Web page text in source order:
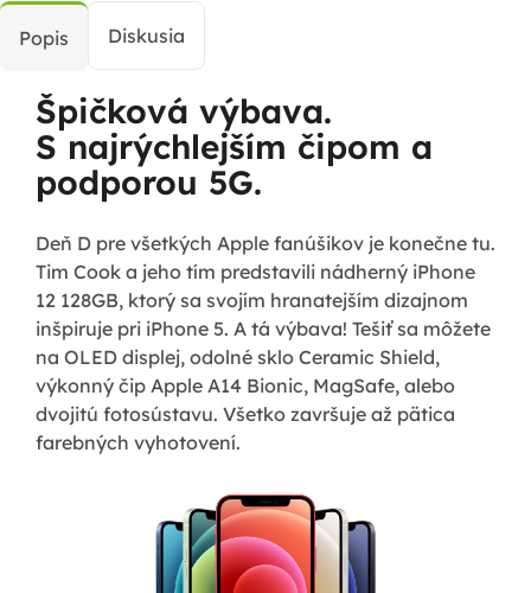
Popis Diskusia
Špičková výbava.
S najrýchlejším čipom a
podporou 5G.
Deň D pre všetkých Apple fanúšikov je konečne tu.
Tim Cook a jeho tím predstavili nádherný iPhone
12 128GB, ktorý sa svojím hranatejším dizajnom
inšpiruje pri iPhone 5. A tá výbava! Tešiť sa môžete
na OLED displej, odolné sklo Ceramic Shield,
výkonný čip Apple A14 Bionic, MagSafe, alebo
dvojitú fotosústavu. Všetko završuje až pätica
farebných vyhotovení.